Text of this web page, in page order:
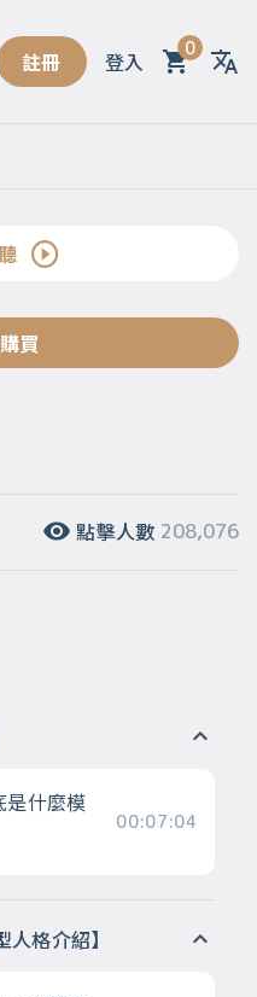
註冊 登入 0
買
點擊人數 208,076
是什麼模
00:07:04
格介紹】